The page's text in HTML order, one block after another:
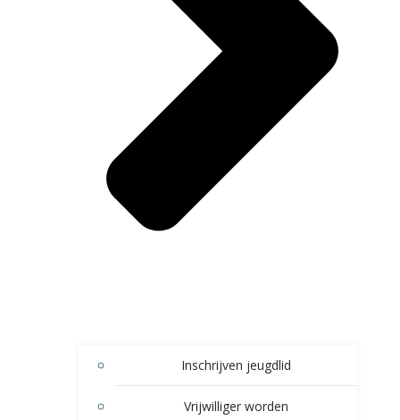
Inschrijven jeugdlid
Vrijwilliger worden